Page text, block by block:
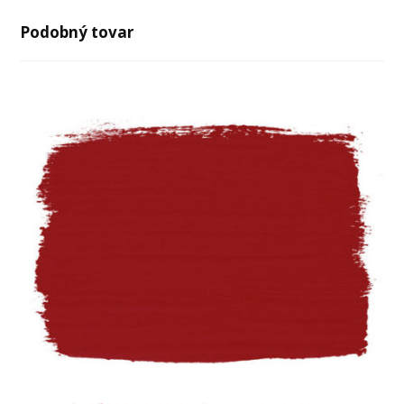
Podobný tovar